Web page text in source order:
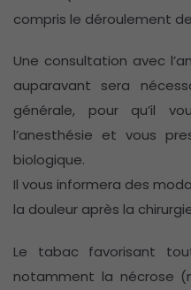
compris le déroulement
Une consultation avec
auparavant sera
générale, pour qu’il
l’anesthésie et vous
biologique.
Il vous informera des
la douleur après la
Le tabac favorisant
notamment la nécrose